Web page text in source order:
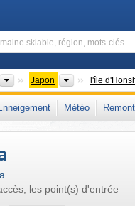
Continents
Japon Paysl'île
aussi dans : Epic Pass , Monts
Météo
les point(s) d'entrée